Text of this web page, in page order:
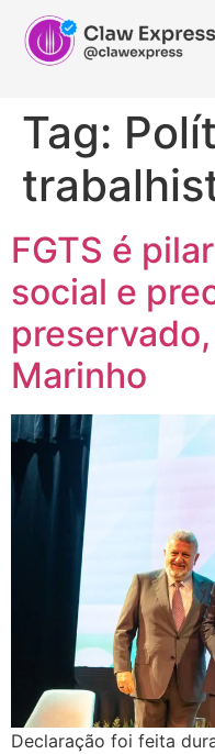
Tag:
FGTS é
social e
Marinho
Declaração foi feita